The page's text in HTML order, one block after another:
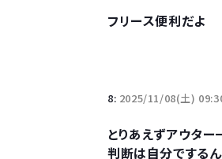
フリース便利だよ
8: 2025/11/08(土)
とりあえずアウタ
判断は自分でする